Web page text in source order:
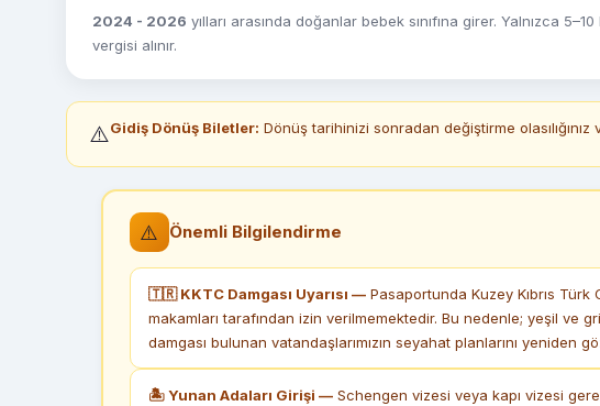
2024 - 2026 yılları arasında doğanlar bebek sınıfına girer. Yalnızca 5–10
vergisi alınır.
⚠️Gidiş Dönüş Biletler: Dönüş tarihinizi sonradan değiştirme olasılığınız
⚠️ Önemli Bilgilendirme
🇹🇷 KKTC Damgası Uyarısı —Pasaportunda Kuzey Kıbrıs Türk
makamları tarafından izin verilmemektedir. Bu nedenle; yeşil
damgası bulunan vatandaşlarımızın seyahat planlarını yeniden
🏝 Yunan Adaları Girişi —Schengen vizesi veya kapı vizesi